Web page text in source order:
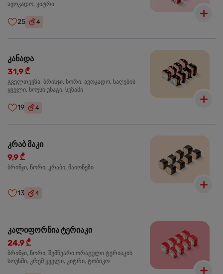
ავოკადო, კიტრი
25 4
კანადა
31,9 ₾
გველთევზა, ბრინჯი, ნორი, ავოკადო, ნაღების
ყველი, სოუსი უნაგი, სეზამი
19 4
კრაბ მაკი
9,9 ₾
ბრინჯი, ნორი, კრაბი, მაიონეზი
13 4
კალიფორნია ტერიაკი
24,9 ₾
ბრინჯი, ნორი, შემწვარი ორაგული ტერიაკის
სოუსში, კრემ ყველი, კიტრი, ტობიკო